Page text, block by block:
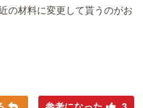
の材料に変更して貰うのがお